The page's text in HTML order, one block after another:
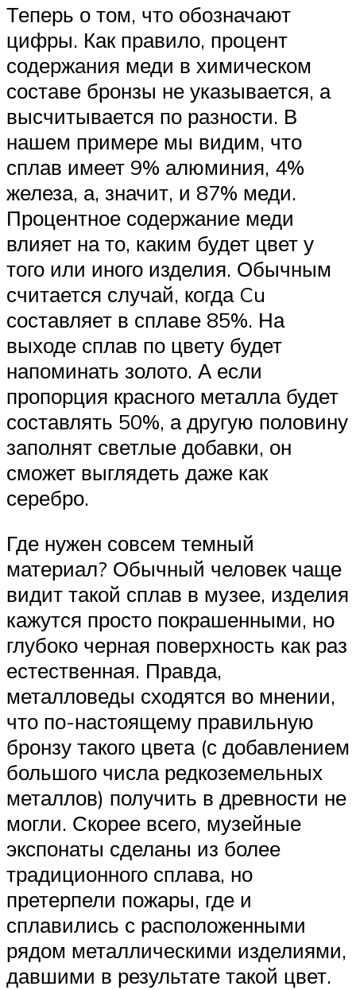
Теперь о том, что обозначают
цифры. Как правило, процент
содержания меди в химическом
составе бронзы не указывается, а
высчитывается по разности. В
нашем примере мы видим, что
сплав имеет 9% алюминия, 4%
железа, а, значит, и 87% меди.
Процентное содержание меди
влияет на то, каким будет цвет у
того или иного изделия. Обычным
считается случай, когда Cu
составляет в сплаве 85%. На
выходе сплав по цвету будет
напоминать золото. А если
пропорция красного металла будет
составлять 50%, а другую половину
заполнят светлые добавки, он
сможет выглядеть даже как
серебро.
Где нужен совсем темный
материал? Обычный человек чаще
видит такой сплав в музее, изделия
кажутся просто покрашенными, но
глубоко черная поверхность как раз
естественная. Правда,
металловеды сходятся во мнении,
что по-настоящему правильную
бронзу такого цвета (с добавлением
большого числа редкоземельных
металлов) получить в древности не
могли. Скорее всего, музейные
экспонаты сделаны из более
традиционного сплава, но
претерпели пожары, где и
сплавились с расположенными
рядом металлическими изделиями,
давшими в результате такой цвет.